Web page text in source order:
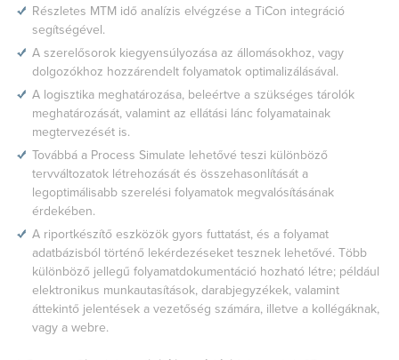
Részletes MTM idő analízis elvégzése a TiCon integráció
segítségével.
A szerelősorok kiegyensúlyozása az állomásokhoz, vagy
dolgozókhoz hozzárendelt folyamatok optimalizálásával.
A logisztika meghatározása, beleértve a szükséges tárolók
meghatározását, valamint az ellátási lánc folyamatainak
megtervezését is.
Továbbá a Process Simulate lehetővé teszi különböző
tervváltozatok létrehozását és összehasonlítását a
legoptimálisabb szerelési folyamatok megvalósításának
érdekében.
A riportkészítő eszközök gyors futtatást, és a folyamat
adatbázisból történő lekérdezéseket tesznek lehetővé. Több
különböző jellegű folyamatdokumentáció hozható létre; például
elektronikus munkautasítások, darabjegyzékek, valamint
áttekintő jelentések a vezetőség számára, illetve a kollégáknak,
vagy a webre.